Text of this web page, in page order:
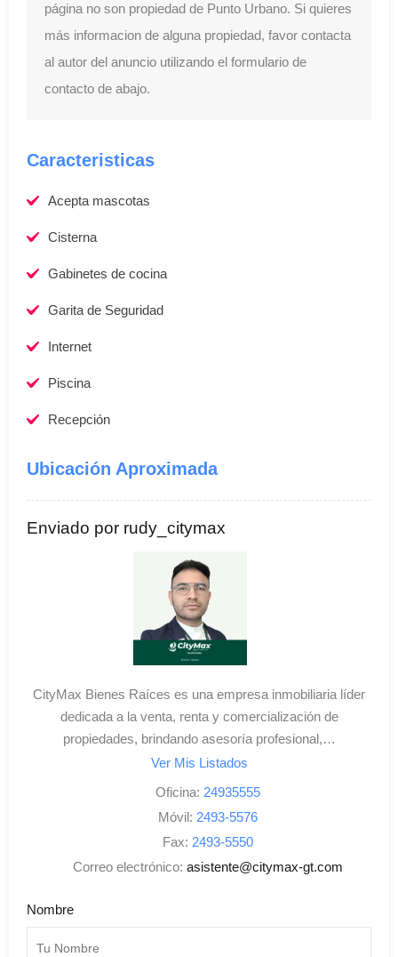
página no son propiedad de Punto Urbano. Si quieres
más informacion de alguna propiedad, favor contacta
al autor del anuncio utilizando el formulario de
contacto de abajo.
Caracteristicas
Acepta mascotas
Cisterna
Gabinetes de cocina
Garita de Seguridad
Internet
Piscina
Recepción
Ubicación Aproximada
Enviado por rudy_citymax
CityMax Bienes Raíces es una empresa inmobiliaria líder
dedicada a la venta, renta y comercialización de
propiedades, brindando asesoría profesional,…
Ver Mis Listados
Oficina: 24935555
Móvil: 2493-5576
Fax: 2493-5550
Correo electrónico: asistente@citymax-gt.com
Nombre